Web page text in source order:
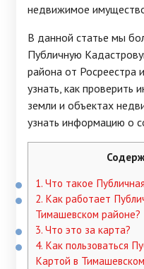
недвижимое
В данной статье мы
Публичную
района от Росреестра
узнать, как проверить
земли и объектах
узнать информацию о
1. Что такое
2. Как работает
Тимашевском районе?
3. Что это за карта?
4. Как пользоваться
Картой в